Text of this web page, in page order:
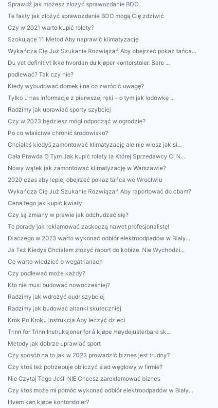
Sprawdź jak możesz złożyć sprawozdanie BDO
Te fakty jak złożyć sprawozdanie BDO mogą Cię zdziwić
Czy w 2021 warto kupić rolety?
Szokujące 11 Metod Aby naprawić klimatyzację
Wykańcza Cię Już Szukanie Rozwiązań Aby obejrzeć pokaz tańca...
Du vet definitivt ikke hvordan du kjøper kontorstoler. Bare ...
podlewać? Tak czy nie?
Kiedy wybudować domek i na co zwrócić uwagę?
Tylko u nas informacje z pierwszej ręki - o tym jak lodówkę ...
Radzimy jak uprawiać sporty szybciej
Czy w 2023 będziesz mógł odpocząć w ogrodzie?
Po co właściwe chronić środowisko?
Chciałeś kiedyś zamontować klimatyzację ale nie wiesz jak si...
Cała Prawda O Tym Jak kupić rolety (a Której Sprzedawcy Ci N...
Nowy wątek jak zamontować klimatyzację w Warszawie?
2020 czas aby lepiej obejrzeć pokaz tańca we Wrocłwiu
Wykańcza Cię Już Szukanie Rozwiązań Aby raportować do cbam?
Cena tego jak kupić kwiaty
Czy są zmiany w prawie jak odchudzać się?
Te porady jak reklamować zaskoczą nawet profesjonalistę!
Dlaczego w 2023 warto wykonać odbiór elektroodpadów w Biały...
Ja Też Kiedyś Chciałem złożyć raport do kobize. Nie Wychodzi...
Co warto wiedzieć o wegatrianach
Czy podlewać może każdy?
Kto nie musi budować nowocześniej?
Radzimy jak wdrożyć eudr szybciej
Radzimy jak budować altanki skuteczniej
Krok Po Kroku Instrukcja Aby leczyć dzieci
Trinn for Trinn Instruksjoner for å kjøpe Høydejusterbare sk...
Metody jak dobrze uprawiać sport
Czy sposób na to jak w 2023 prowadzić biznes jest trudny?
Czy ktoś też potrzebuje obliczyć ślad węglowy w firmie?
Nie Czytaj Tego Jeśli NIE Chcesz zareklamować biznes
Czy ktoś może mi pomóc wykonać odbiór elektroodpadów w Biały...
Hvem kan kjøpe kontorstoler?